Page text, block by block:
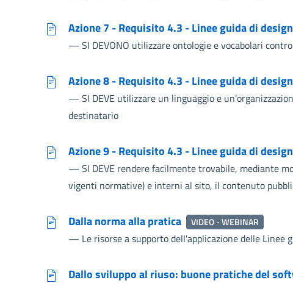
Azione 7 - Requisito 4.3 - Linee guida di design
— SI DEVONO utilizzare ontologie e vocabolari
Azione 8 - Requisito 4.3 - Linee guida di design
— SI DEVE utilizzare un linguaggio e
destinatario
Azione 9 - Requisito 4.3 - Linee guida di design
— SI DEVE rendere facilmente trovabile, mediante
vigenti normative) e interni al sito, il contenuto
Dalla norma alla pratica VIDEO - WEBINAR
— Le risorse a supporto dell'applicazione delle Linee
Dallo sviluppo al riuso: buone pratiche del